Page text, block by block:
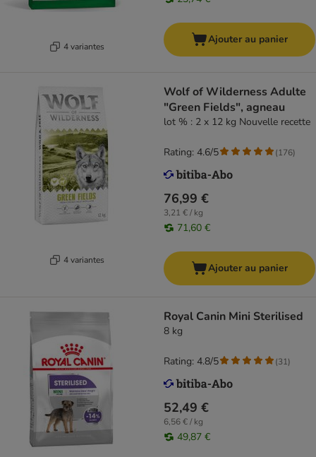
4 variantes
Ajouter au panier
4 variantes
Wolf of Wilderness Adulte
"Green Fields", agneau
lot % : 2 x 12 kg Nouvelle recette
76,99 €
3,21 € / kg
71,60 €
Rating: 4.6/5 (176)
Ajouter au panier
Royal Canin Mini Sterilised
8 kg
52,49 €
6,56 € / kg
49,87 €
Rating: 4.8/5 (31)